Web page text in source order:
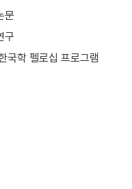
문
구
국학 펠로십 프로그램